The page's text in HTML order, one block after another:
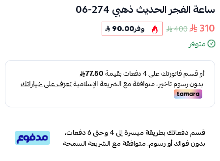
ساعة الفجر الحديث ذهبي 274-06
310
400 وفر90.00
متوفر
قسم دفعاتك بطريقة ميسرة إلى 4 وحتى 6 دفعات،
بدون فوائد أو رسوم. متوافقة مع الشريعة السمحة